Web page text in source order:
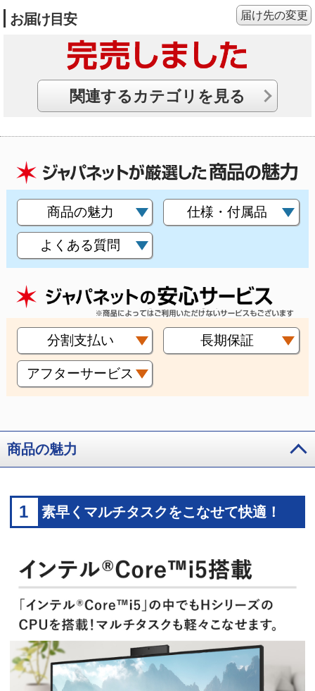
お届け目安 届け先の変更
関連するカテゴリを見る
商品の魅力 仕様・付属品
よくある質問
分割支払い 長期保証
アフターサービス
商品の魅力
1 素早くマルチタスクをこなせて快適！